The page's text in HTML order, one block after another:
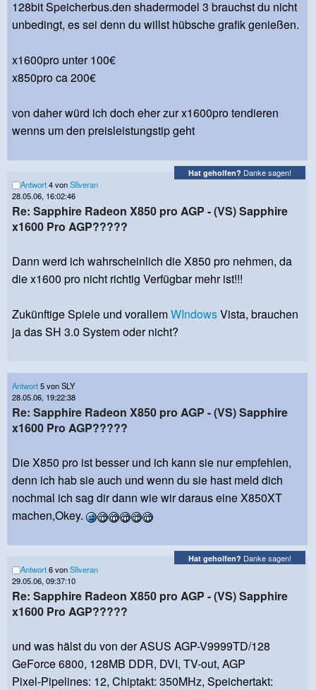
128bit Speicherbus.den shadermodel 3 brauchst du nicht
unbedingt, es sei denn du willst hübsche grafik genießen.
x1600pro unter 100€
x850pro ca 200€
von daher würd ich doch eher zur x1600pro tendieren
wenns um den preisleistungstip geht
Hat geholfen? Danke sagen!
Antwort4 vonSIlveran
28.05.06, 16:02:46
Re: Sapphire Radeon X850 pro AGP - (VS) Sapphire
x1600 Pro AGP?????
Dann werd ich wahrscheinlich die X850 pro nehmen, da
die x1600 pro nicht richtig Verfügbar mehr ist!!!
Zukünftige Spiele und vorallemWIndowsVista, brauchen
ja das SH 3.0 System oder nicht?
Antwort5 von SLY
28.05.06, 19:22:38
Re: Sapphire Radeon X850 pro AGP - (VS) Sapphire
x1600 Pro AGP?????
Die X850 pro ist besser und ich kann sie nur empfehlen,
denn ich hab sie auch und wenn du sie hast meld dich
nochmal ich sag dir dann wie wir daraus eine X850XT
machen,Okey.
Hat geholfen? Danke sagen!
Antwort6 vonSIlveran
29.05.06, 09:37:10
Re: Sapphire Radeon X850 pro AGP - (VS) Sapphire
x1600 Pro AGP?????
und was hälst du von der ASUS AGP-V9999TD/128
GeForce 6800, 128MB DDR, DVI, TV-out, AGP
Pixel-Pipelines: 12, Chiptakt: 350MHz, Speichertakt: